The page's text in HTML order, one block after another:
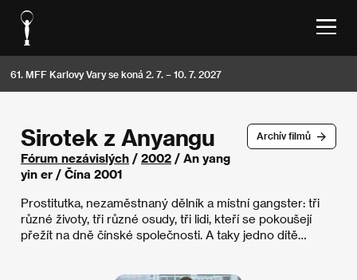
61. MFF Karlovy Vary se koná 2. 7. – 10. 7. 2027
Archív filmů
Sirotek z Anyangu
Fórum nezávislých / 2002 / An yang
yin er / Čína 2001
Prostitutka, nezaměstnaný dělník a místní gangster: tři
různé životy, tři různé osudy, tři lidi, kteří se pokoušejí
přežít na dně čínské společnosti. A taky jedno dítě…